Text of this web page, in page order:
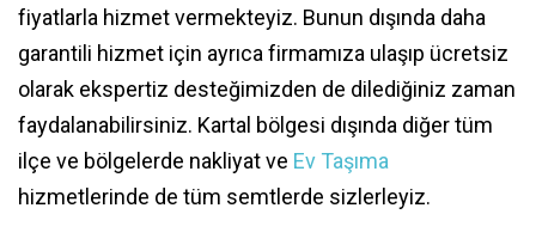
fiyatlarla hizmet vermekteyiz. Bunun dışında daha
garantili hizmet için ayrıca firmamıza ulaşıp ücretsiz
olarak ekspertiz desteğimizden de dilediğiniz zaman
faydalanabilirsiniz. Kartal bölgesi dışında diğer tüm
ilçe ve bölgelerde nakliyat ve Ev Taşıma
hizmetlerinde de tüm semtlerde sizlerleyiz.